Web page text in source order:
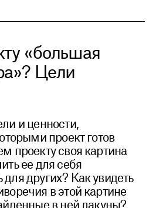
«большая
Цели
и ценности,
проект готов
проекту своя картина
ее для себя
других? Как увидеть
в этой картине
в ней лакуны?